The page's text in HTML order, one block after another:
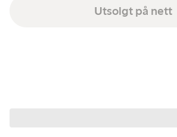
Utsolgt på nett